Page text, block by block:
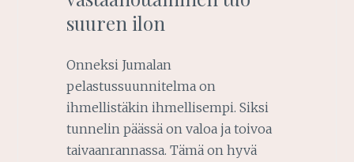
suuren ilon
Onneksi Jumalan
pelastussuunnitelma on
ihmellistäkin ihmellisempi. Siksi
tunnelin päässä on valoa ja toivoa
taivaanrannassa. Tämä on hyvä